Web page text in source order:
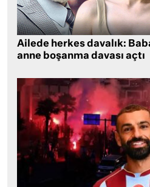
Ailede herkes davalık:
anne boşanma davası açtı